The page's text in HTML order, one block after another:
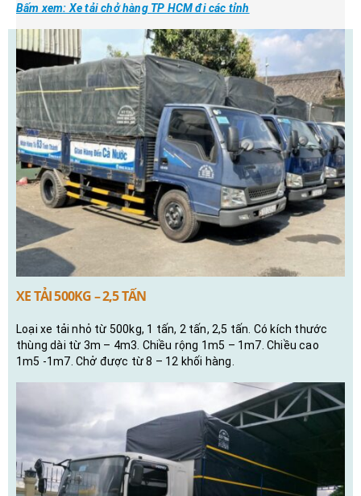
Bấm xem: Xe tải chở hàng TP HCM đi các tỉnh
XE TẢI 500KG – 2,5 TẤN
Loại xe tải nhỏ từ 500kg, 1 tấn, 2 tấn, 2,5 tấn. Có kích thước
thùng dài từ 3m – 4m3. Chiều rộng 1m5 – 1m7. Chiều cao
1m5 -1m7. Chở được từ 8 – 12 khối hàng.